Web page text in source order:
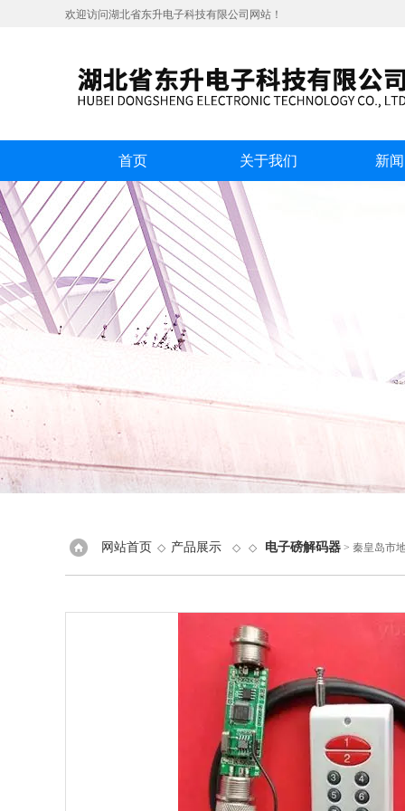
欢迎访问湖北省东升电子科技有限公司网站！
首页 关于我们 新
网站首页 ◇ 产品展示 ◇ ◇ 电子磅解码器 > 秦皇岛市